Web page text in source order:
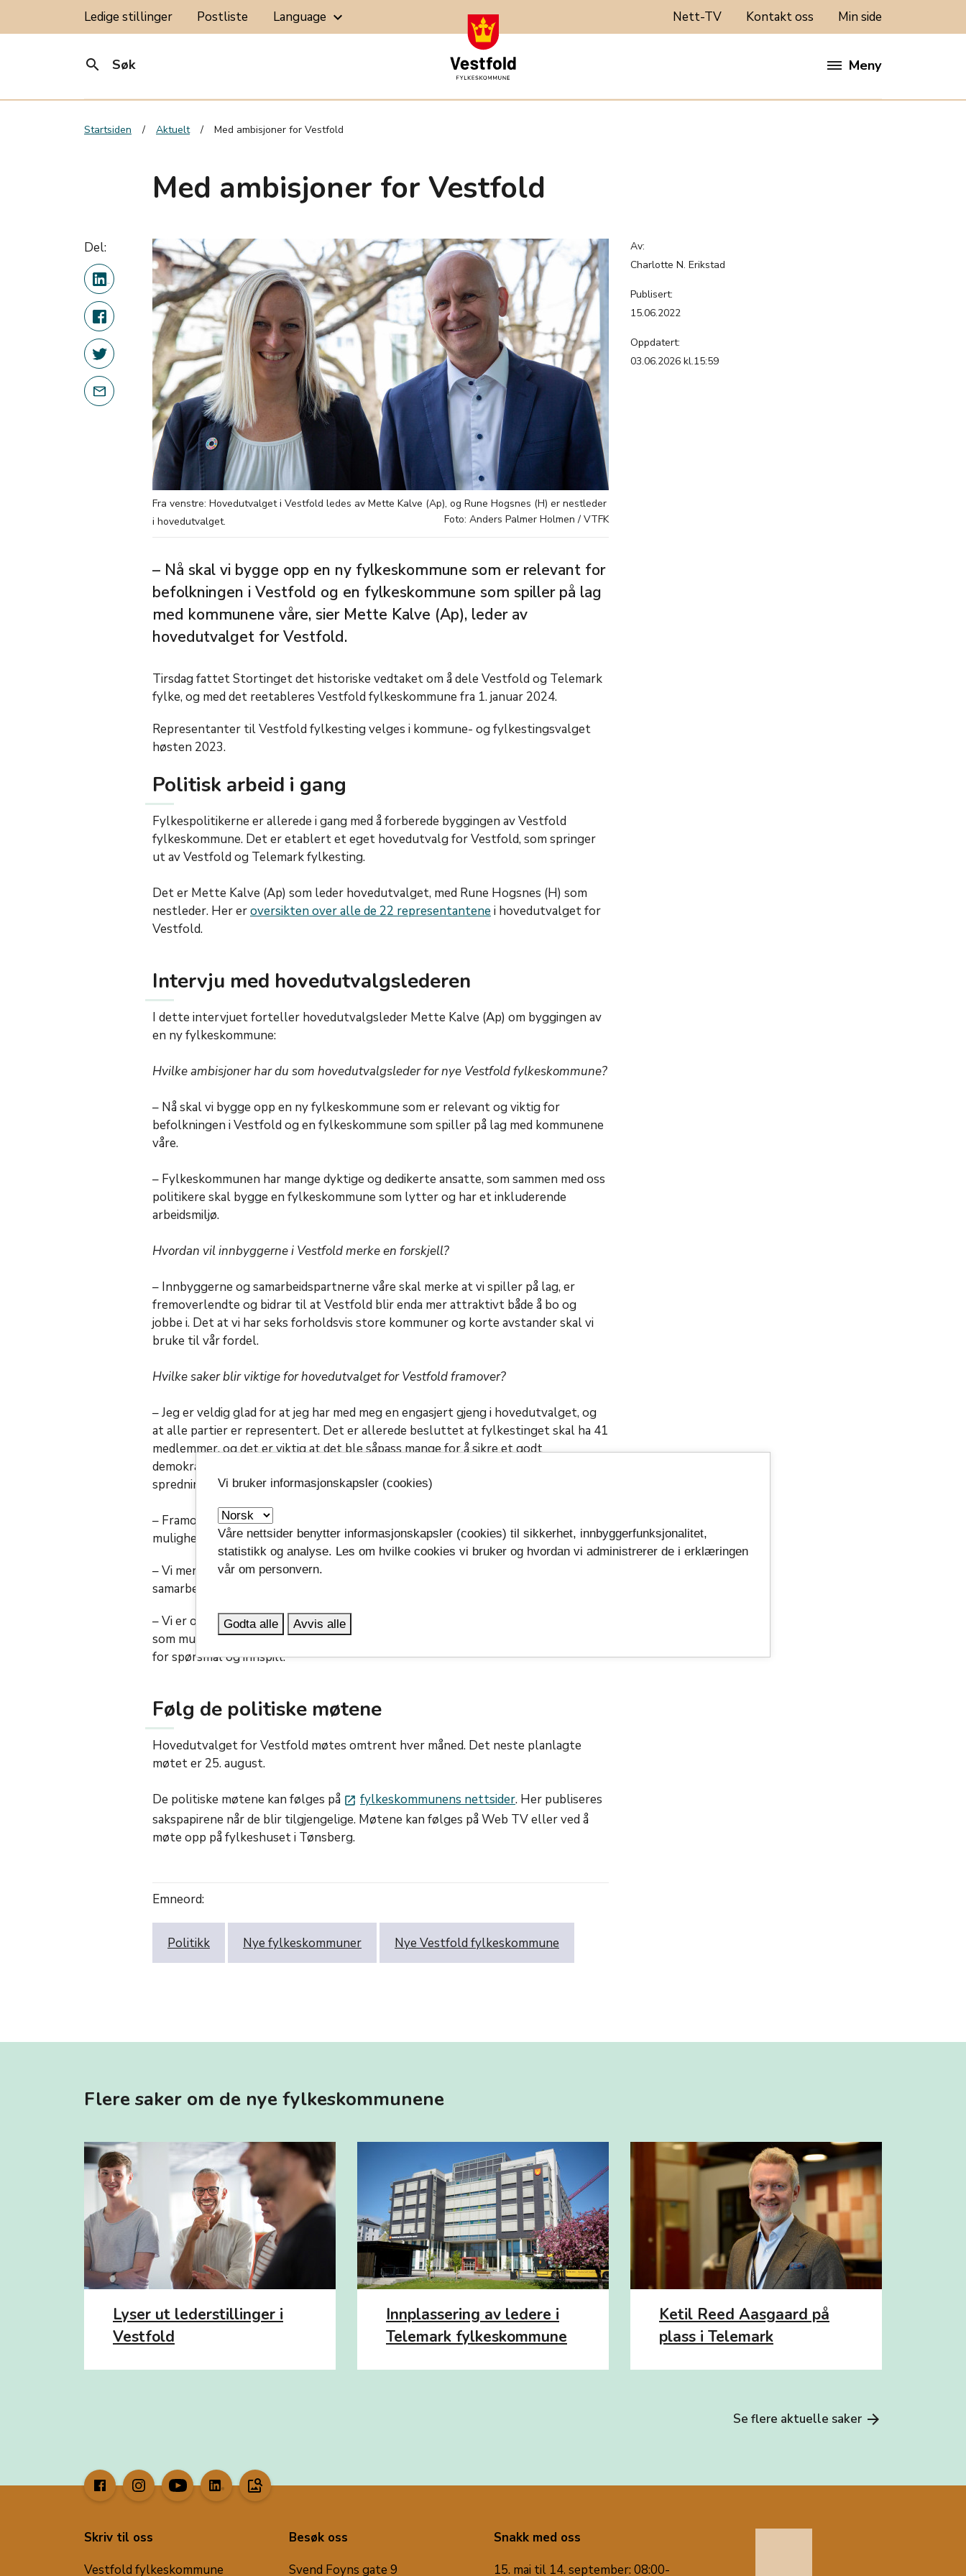
Ledige stillinger Postliste Language keyboard_arrow_down Nett-TV Kontakt oss Min side
search Søk Meny
Startsiden Aktuelt Med ambisjoner for Vestfold
Med ambisjoner for Vestfold
Del:
Fra venstre: Hovedutvalget i Vestfold ledes av Mette Kalve (Ap), og Rune Hogsnes (H) er nestleder
i hovedutvalget.
Foto: Anders Palmer Holmen / VTFK
Av:
Charlotte N. Erikstad
Publisert:
15.06.2022
Oppdatert:
03.06.2026 kl.15:59
– Nå skal vi bygge opp en ny fylkeskommune som er relevant for
befolkningen i Vestfold og en fylkeskommune som spiller på lag
med kommunene våre, sier Mette Kalve (Ap), leder av
hovedutvalget for Vestfold.
Tirsdag fattet Stortinget det historiske vedtaket om å dele Vestfold og Telemark
fylke, og med det reetableres Vestfold fylkeskommune fra 1. januar 2024.
Representanter til Vestfold fylkesting velges i kommune- og fylkestingsvalget
høsten 2023.
Politisk arbeid i gang
Fylkespolitikerne er allerede i gang med å forberede byggingen av Vestfold
fylkeskommune. Det er etablert et eget hovedutvalg for Vestfold, som springer
ut av Vestfold og Telemark fylkesting.
Det er Mette Kalve (Ap) som leder hovedutvalget, med Rune Hogsnes (H) som
nestleder. Her eroversikten over alle de 22 representantene i hovedutvalget for
Vestfold.
Intervju med hovedutvalgslederen
I dette intervjuet forteller hovedutvalgsleder Mette Kalve (Ap) om byggingen av
en ny fylkeskommune:
Hvilke ambisjoner har du som hovedutvalgsleder for nye Vestfold fylkeskommune?
– Nå skal vi bygge opp en ny fylkeskommune som er relevant og viktig for
befolkningen i Vestfold og en fylkeskommune som spiller på lag med kommunene
våre.
– Fylkeskommunen har mange dyktige og dedikerte ansatte, som sammen med oss
politikere skal bygge en fylkeskommune som lytter og har et inkluderende
arbeidsmiljø.
Hvordan vil innbyggerne i Vestfold merke en forskjell?
– Innbyggerne og samarbeidspartnerne våre skal merke at vi spiller på lag, er
fremoverlendte og bidrar til at Vestfold blir enda mer attraktivt både å bo og
jobbe i. Det at vi har seks forholdsvis store kommuner og korte avstander skal vi
bruke til vår fordel.
Hvilke saker blir viktige for hovedutvalget for Vestfold framover?
– Jeg er veldig glad for at jeg har med meg en engasjert gjeng i hovedutvalget, og
at alle partier er representert. Det er allerede besluttet at fylkestinget skal ha 41
medlemmer, og det er viktig at det ble såpass mange for å sikre et godt
demokratisk grunnlag med et bredt spekter av partier og god geografisk
spredning.
– Framover skal vi diskutere alt fra nytt fylkesvåpen til regionale planer,
muligheter for samarbeid, politisk organisering og prinsipper som gjelder økonomi.
– Vi merker allerede nå et stort engasjement, både i organisasjonen og fra
samarbeidspartnerne våre, og mange som ønsker å bidra positivt.
– Vi er opptatt av en åpen og inkluderende prosess. Jeg vil framover være så mye
som mulig til stede på fylkeshuset i Tønsberg, og selvfølgelig være tilgjengelige
for spørsmål og innspill.
Følg de politiske møtene
Hovedutvalget for Vestfold møtes omtrent hver måned. Det neste planlagte
møtet er 25. august.
De politiske møtene kan følges på launch fylkeskommunens nettsider. Her publiseres
sakspapirene når de blir tilgjengelige. Møtene kan følges på Web TV eller ved å
møte opp på fylkeshuset i Tønsberg.
Emneord:
Politikk Nye fylkeskommuner Nye Vestfold fylkeskommune
Flere saker om de nye fylkeskommunene
Lyser ut lederstillinger i
Vestfold
Innplassering av ledere i
Telemark fylkeskommune
Ketil Reed Aasgaard på
plass i Telemark
Se flere aktuelle saker arrow_forward
image_search
Skriv til oss
Vestfold fylkeskommune
Besøk oss
Svend Foyns gate 9
Snakk med oss
15. mai til 14. september: 08:00-
Vi bruker informasjonskapsler (cookies)
Våre nettsider benytter informasjonskapsler (cookies) til sikkerhet, innbyggerfunksjonalitet,
statistikk og analyse. Les om hvilke cookies vi bruker og hvordan vi administrerer de i erklæringen
vår om personvern.
Godta alle Avvis alle